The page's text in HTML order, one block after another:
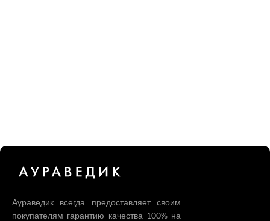
Аураведик всегда предоставляет своим
покупателям гарантию качества 100% на